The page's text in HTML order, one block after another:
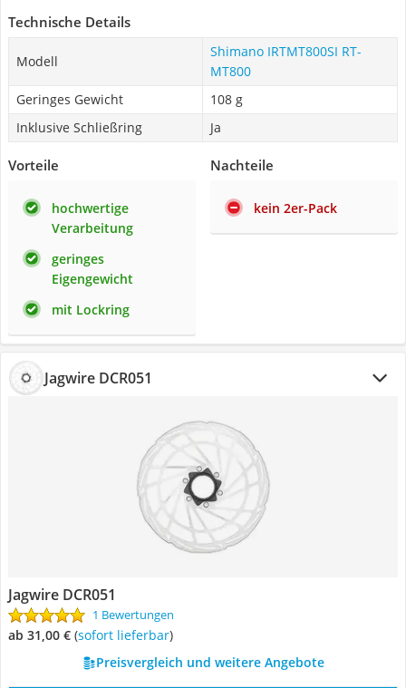
Technische Details
Modell
Shimano IRTMT800SI RT-
MT800
Geringes Gewicht
108 g
Inklusive Schließring
Ja
Vorteile
hochwertige
Verarbeitung
geringes
Eigengewicht
mit Lockring
Nachteile
kein 2er-Pack
Jagwire DCR051
Jagwire DCR051
1 Bewertungen
ab 31,00 € ( Sofort lieferbar)
Preisvergleich und weitere Angebote